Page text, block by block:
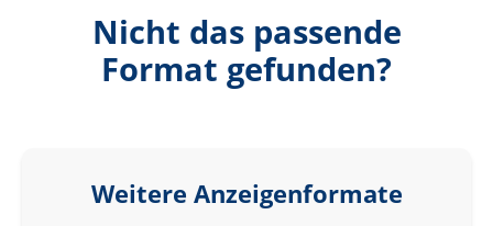
Nicht das passende
Format gefunden?
Weitere Anzeigenformate